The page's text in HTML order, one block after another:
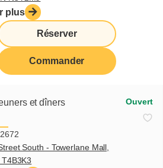
plus
Réserver
Commander
et dîners Ouvert
South - Towerlane Mall,
matin
2 œufs, fromage cheddar et
Servi avec pommes de
sucré-salé.
aux bleuets et